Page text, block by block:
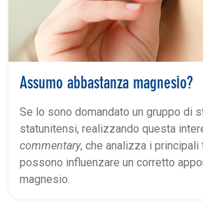
Assumo abbastanza magnesio?
Se lo sono domandato un gruppo di
statunitensi, realizzando questa
commentary, che analizza i principali
possono influenzare un corretto
magnesio.